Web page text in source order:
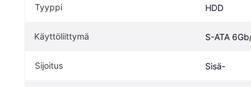
Tyyppi HDD
Käyttöliittymä S-ATA
Sijoitus Sisä-